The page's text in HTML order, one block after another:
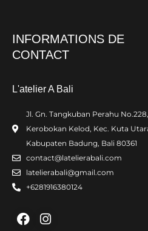
INFORMATIONS DE
CONTACT
L'atelier A Bali
Jl. Gn. Tangkuban Perahu No.228,
Kerobokan Kelod, Kec. Kuta
Kabupaten Badung, Bali 80361
contact@latelierabali.com
latelierabali@gmail.com
+6281916380124
Facebook
Instagram